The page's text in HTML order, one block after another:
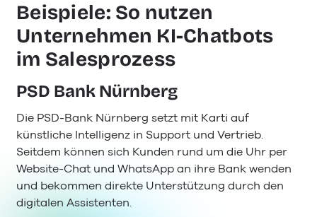
Beispiele: So nutzen
Unternehmen KI-Chatbots
im Salesprozess
PSD Bank Nürnberg
Die PSD-Bank Nürnberg setzt mit Karti auf
künstliche Intelligenz in Support und Vertrieb.
Seitdem können sich Kunden rund um die Uhr per
Website-Chat und WhatsApp an ihre Bank wenden
und bekommen direkte Unterstützung durch den
digitalen Assistenten.